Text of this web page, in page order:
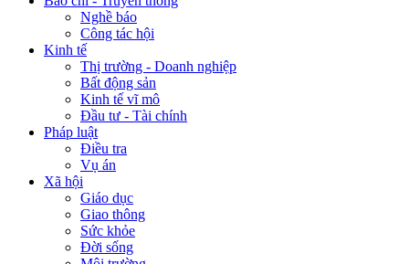
Nghề báo
Công tác hội
Kinh tế
Thị trường - Doanh nghiệp
Bất động sản
Kinh tế vĩ mô
Đầu tư - Tài chính
Pháp luật
Điều tra
Vụ án
Xã hội
Giáo dục
Giao thông
Sức khỏe
Đời sống